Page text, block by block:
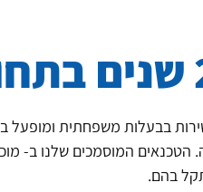
בבעלות משפחתית ומופעל
את האזורים שלנו במשך 21 שנה. הטכנאים
בהם.